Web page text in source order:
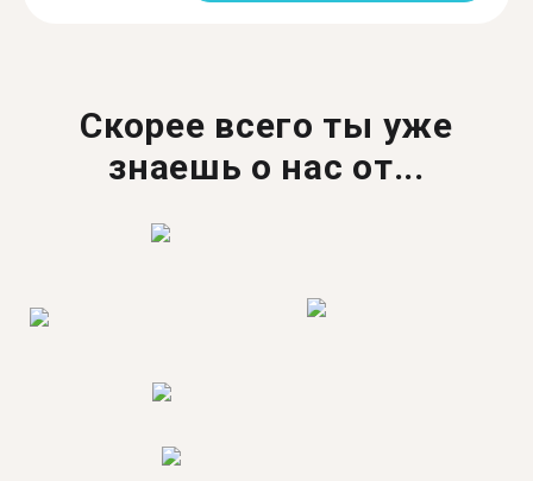
Скорее всего ты уже
знаешь о нас от...